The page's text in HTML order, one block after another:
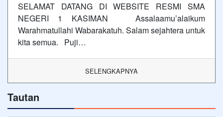
SELAMAT DATANG DI WEBSITE RESMI SMA
NEGERI 1 KASIMAN Assalaamu’alaikum
Warahmatullahi Wabarakatuh. Salam sejahtera untuk
kita semua. Puji…
SELENGKAPNYA
Tautan